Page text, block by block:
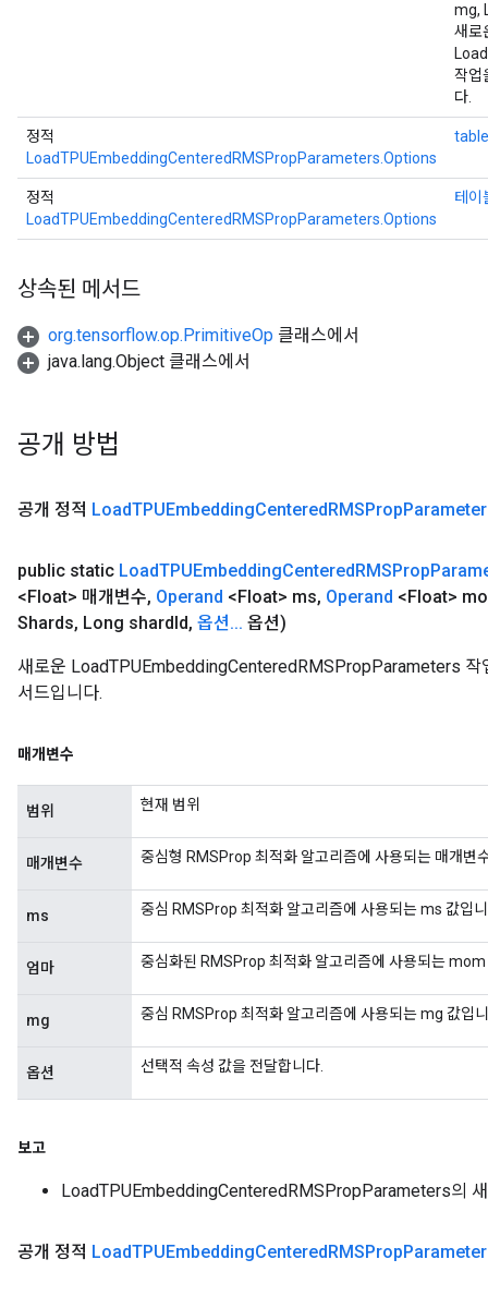
mg,
새로
작업
다.
정적
LoadTPUEmbeddingCenteredRMSPropParameters.Options
정적
LoadTPUEmbeddingCenteredRMSPropParameters.Options
테이
상속된 메서드
org.tensorflow.op.PrimitiveOp 클래스에서
java.lang.Object 클래스에서
공개 방법
공개 정적 LoadTPUEmbeddingCenteredRMSProp
public static LoadTPUEmbeddingCenteredRMSProp
<Float> 매개변수, Operand <Float> ms, Operand <Float>
Shards, Long shardId, 옵션... 옵션)
새로운 LoadTPUEmbeddingCenteredRMSPropParameters 작
서드입니다.
매개변수
범위 현재 범위
매개변수 중심형 RMSProp 최적화 알고리즘에 사용되는 매개변
ms 중심 RMSProp 최적화 알고리즘에 사용되는 ms 값입
엄마 중심화된 RMSProp 최적화 알고리즘에 사용되는 mom
mg 중심 RMSProp 최적화 알고리즘에 사용되는 mg 값입
옵션 선택적 속성 값을 전달합니다.
보고
LoadTPUEmbeddingCenteredRMSPropParameters의
공개 정적 LoadTPUEmbeddingCenteredRMSProp